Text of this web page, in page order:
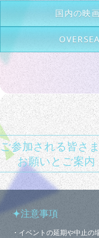
国内の映
ご参加される皆さ
お願いとご案内
注意事項
・イベントの延期や中止